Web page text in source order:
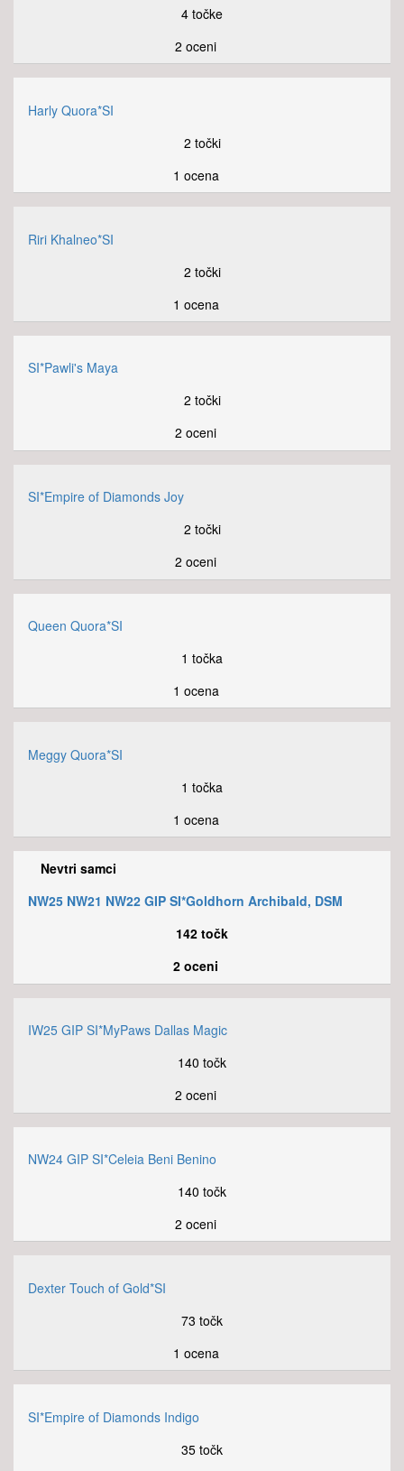
4 točke
2 oceni
Harly Quora*SI
2 točki
1 ocena
Riri Khalneo*SI
2 točki
1 ocena
SI*Pawli's Maya
2 točki
2 oceni
SI*Empire of Diamonds Joy
2 točki
2 oceni
Queen Quora*SI
1 točka
1 ocena
Meggy Quora*SI
1 točka
1 ocena
Nevtri samci
NW25 NW21 NW22 GIP SI*Goldhorn Archibald, DSM
142 točk
2 oceni
IW25 GIP SI*MyPaws Dallas Magic
140 točk
2 oceni
NW24 GIP SI*Celeia Beni Benino
140 točk
2 oceni
Dexter Touch of Gold*SI
73 točk
1 ocena
SI*Empire of Diamonds Indigo
35 točk